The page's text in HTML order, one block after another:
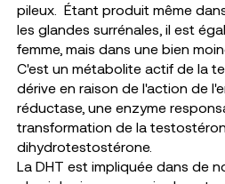
pileux. Étant produit même
les glandes surrénales, il est
femme, mais dans une bien
C'est un métabolite actif de la
dérive en raison de l'action de
réductase, une enzyme
transformation de la
dihydrotestostérone.
La DHT est impliquée dans de